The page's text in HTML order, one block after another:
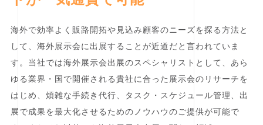
海外で効率よく販路開拓や見込み顧客のニーズを探る方法と
して、海外展示会に出展することが近道だと言われていま
す。当社では海外展示会出展のスペシャリストとして、あら
ゆる業界・国で開催される貴社に合った展示会のリサーチを
はじめ、煩雑な手続き代行、タスク・スケジュール管理、出
展で成果を最大化させるためのノウハウのご提供が可能で